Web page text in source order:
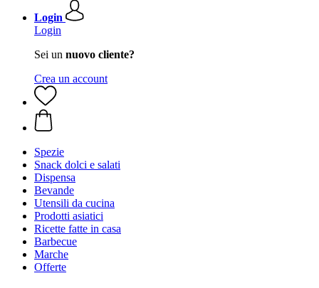
Login
Login
Sei un nuovo cliente?
Crea un account
Spezie
Snack dolci e salati
Dispensa
Bevande
Utensili da cucina
Prodotti asiatici
Ricette fatte in casa
Barbecue
Marche
Offerte